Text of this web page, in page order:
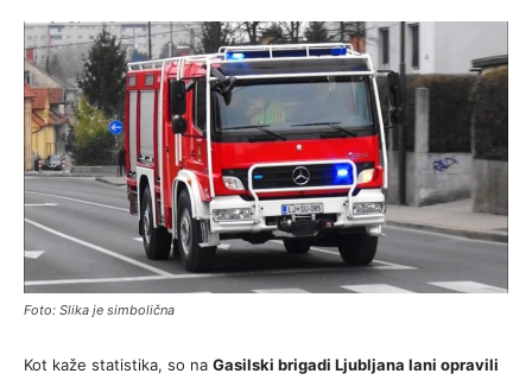
Foto: Slika je simbolična
Kot kaže statistika, so na Gasilski brigadi Ljubljana lani opravili